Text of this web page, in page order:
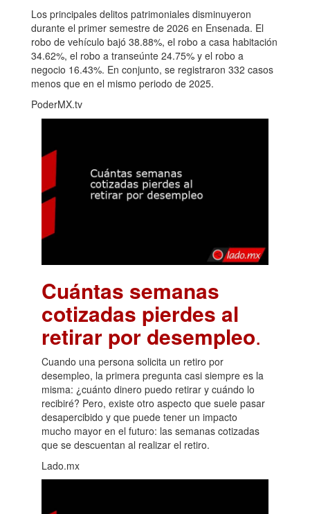
Los principales delitos patrimoniales disminuyeron
durante el primer semestre de 2026 en Ensenada. El
robo de vehículo bajó 38.88%, el robo a casa habitación
34.62%, el robo a transeúnte 24.75% y el robo a
negocio 16.43%. En conjunto, se registraron 332 casos
menos que en el mismo periodo de 2025.
PoderMX.tv
Cuántas semanas
cotizadas pierdes al
retirar por desempleo.
Cuando una persona solicita un retiro por
desempleo, la primera pregunta casi siempre es la
misma: ¿cuánto dinero puedo retirar y cuándo lo
recibiré? Pero, existe otro aspecto que suele pasar
desapercibido y que puede tener un impacto
mucho mayor en el futuro: las semanas cotizadas
que se descuentan al realizar el retiro.
Lado.mx